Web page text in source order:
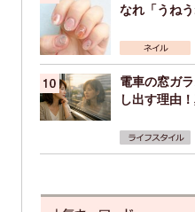
なれ「うねう
電車の窓ガ
し出す理由